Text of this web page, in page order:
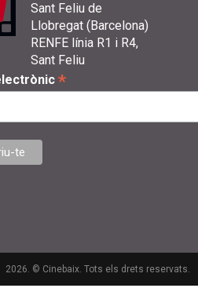
Sant Feliu de
Llobregat (Barcelona)
RENFE línia R1 i R4,
Sant Feliu
*
2026. © Cinebaix. Tots els drets reservats.